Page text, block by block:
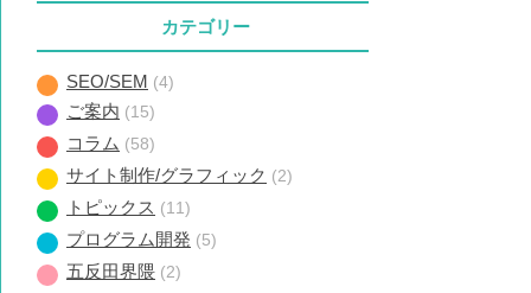
カテゴリー
SEO/SEM (4)
ご案内 (15)
コラム (58)
サイト制作/グラフィック (2)
トピックス (11)
プログラム開発 (5)
五反田界隈 (2)